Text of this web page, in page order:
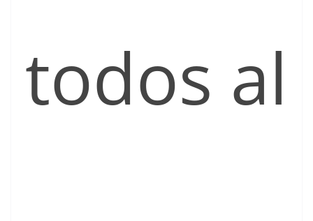
todos al